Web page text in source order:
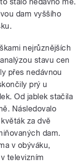
dam vyššího
nejrůznějších
stavu cen
přes nedávnou
prý u
Od jablek stačila
Následovalo
za dvě
dam.
v obýváku,
televizním